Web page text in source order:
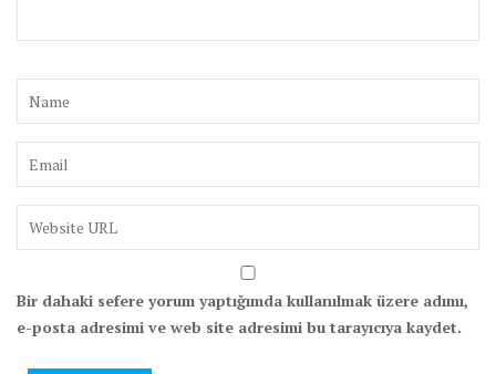
Bir dahaki sefere yorum yaptığımda kullanılmak üzere adımı,
e-posta adresimi ve web site adresimi bu tarayıcıya kaydet.